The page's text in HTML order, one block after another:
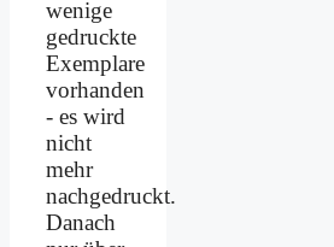
wenige
gedruckte
Exemplare
vorhanden
- es wird
nicht
mehr
nachgedruckt.
Danach